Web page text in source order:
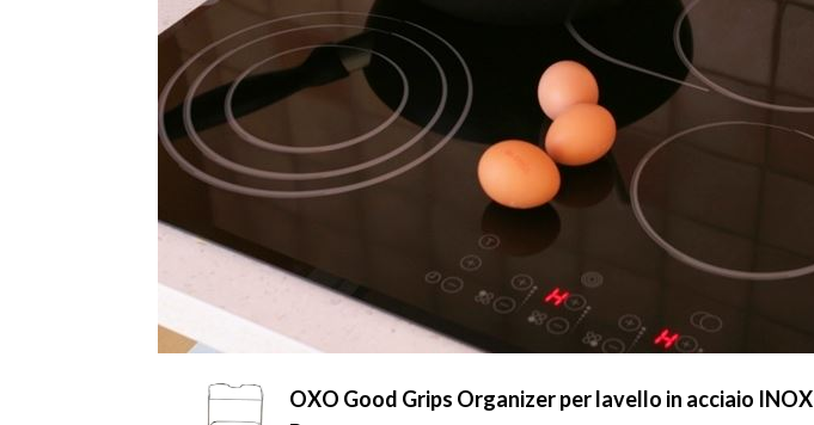
OXO Good Grips Organizer per lavello in acciaio INOX